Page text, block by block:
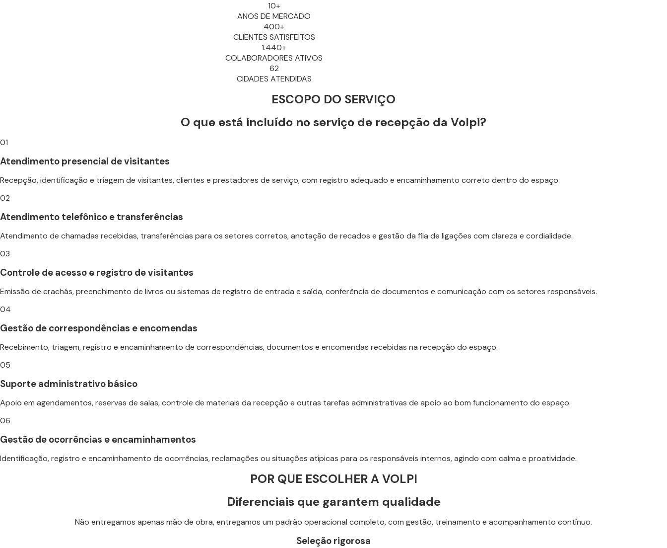
10+
ANOS DE MERCADO
400+
CLIENTES SATISFEITOS
1.440+
COLABORADORES ATIVOS
62
CIDADES ATENDIDAS
ESCOPO DO SERVIÇO
O que está incluído no serviço de recepção da Volpi?
01
Atendimento presencial de visitantes
Recepção, identificação e triagem de visitantes, clientes e prestadores de serviço, com registro adequado e encaminhamento correto dentro do espaço.
02
Atendimento telefônico e transferências
Atendimento de chamadas recebidas, transferências para os setores corretos, anotação de recados e gestão da fila de ligações com clareza e cordialidade.
03
Controle de acesso e registro de visitantes
Emissão de crachás, preenchimento de livros ou sistemas de registro de entrada e saída, conferência de documentos e comunicação com os setores responsáveis.
04
Gestão de correspondências e encomendas
Recebimento, triagem, registro e encaminhamento de correspondências, documentos e encomendas recebidas na recepção do espaço.
05
Suporte administrativo básico
Apoio em agendamentos, reservas de salas, controle de materiais da recepção e outras tarefas administrativas de apoio ao bom funcionamento do espaço.
06
Gestão de ocorrências e encaminhamentos
Identificação, registro e encaminhamento de ocorrências, reclamações ou situações atípicas para os responsáveis internos, agindo com calma e proatividade.
POR QUE ESCOLHER A VOLPI
Diferenciais que garantem qualidade
Não entregamos apenas mão de obra, entregamos um padrão operacional completo, com gestão, treinamento e acompanhamento contínuo.
Seleção rigorosa